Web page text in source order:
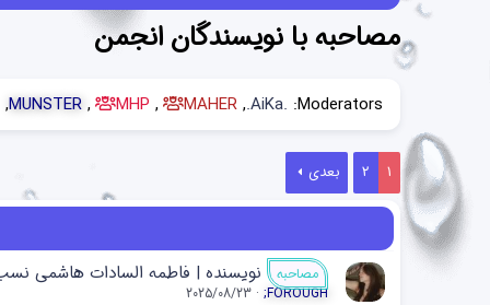
مصاحبه با نویسندگان انجمن
Moderators:
.AiKa.
MAHER
MHP
MUNSTER
1
2 بعدی
مصاحبه نویسنده | فاطمه السادات هاشمی
;FOROUGH
2025/08/23